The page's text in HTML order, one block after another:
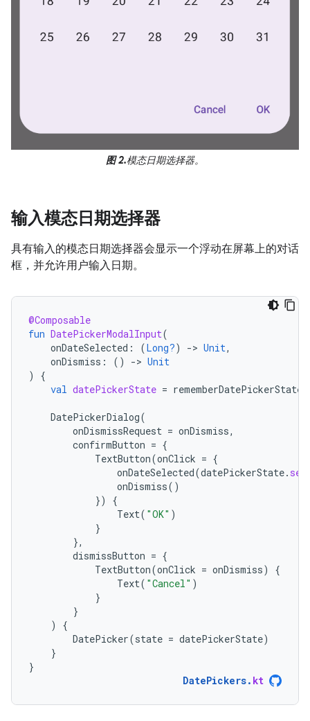
图 2.模态日期选择器。
输入模态日期选择器
具有输入的模态日期选择器会显示一个浮动在屏幕上的对话
框，并允许用户输入日期。
@Composable
fun DatePickerModalInput(
onDateSelected : (Long?) -> Unit,
onDismiss : () -> Unit
)
{
val datePickerState = rememberDatePickerState
DatePickerDialog(
onDismissRequest = onDismiss,
confirmButton = {
TextButton(onClick = {
onDateSelected(datePickerState.
onDismiss()
})
{
Text( "OK" )
}
},
dismissButton = {
TextButton(onClick = onDismiss)
{
Text( "Cancel" )
}
}
)
{
DatePicker(state = datePickerState)
}
}
DatePickers. kt